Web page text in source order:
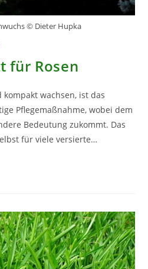
© Dieter Hupka
für Rosen
wachsen, ist das
Pflegemaßnahme, wobei dem
Bedeutung zukommt. Das
für viele versierte…